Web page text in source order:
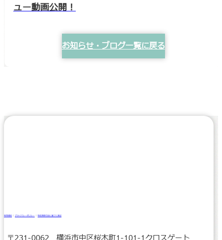
ュー動画公開！
お知らせ・ブログ一覧に戻る
利用規約 プライバシーポリシー 特定商取引法に基づく表記